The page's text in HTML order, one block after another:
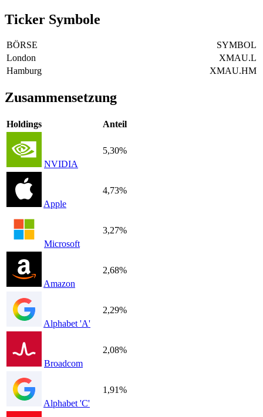
Ticker Symbole
BÖRSE
SYMBOL
London
XMAU.L
Hamburg
XMAU.HM
Zusammensetzung
Holdings Anteil
NVIDIA
5,30%
Apple
4,73%
Microsoft
3,27%
Amazon
2,68%
Alphabet 'A'
2,29%
Broadcom
2,08%
Alphabet 'C'
1,91%